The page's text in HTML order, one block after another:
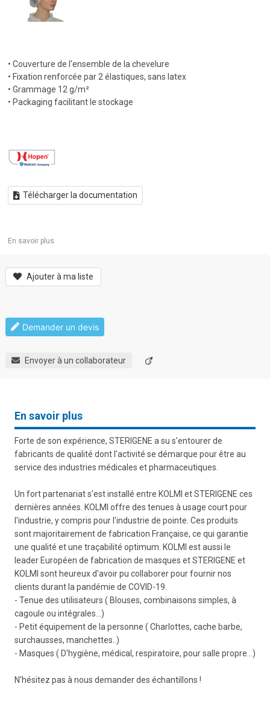
• Couverture de l'ensemble de la chevelure
• Fixation renforcée par 2 élastiques, sans latex
• Grammage 12 g/m²
• Packaging facilitant le stockage
Télécharger la documentation
En savoir plus
Ajouter à ma liste
Demander un devis
Envoyer à un collaborateur
En savoir plus
Forte de son expérience, STERIGENE a su s'entourer de
fabricants de qualité dont l'activité se démarque pour être au
service des industries médicales et pharmaceutiques.
Un fort partenariat s'est installé entre KOLMI et STERIGENE ces
dernières années. KOLMI offre des tenues à usage court pour
l'industrie, y compris pour l'industrie de pointe. Ces produits
sont majoritairement de fabrication Française, ce qui garantie
une qualité et une traçabilité optimum. KOLMI est aussi le
leader Européen de fabrication de masques et STERIGENE et
KOLMI sont heureux d'avoir pu collaborer pour fournir nos
clients durant la pandémie de COVID-19.
- Tenue des utilisateurs ( Blouses, combinaisons simples, à
cagoule ou intégrales...)
- Petit équipement de la personne ( Charlottes, cache barbe,
surchausses, manchettes..)
- Masques ( D'hygiène, médical, respiratoire, pour salle propre...)
N'hésitez pas à nous demander des échantillons !